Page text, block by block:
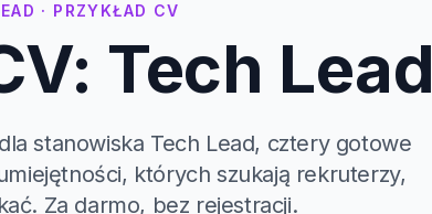
· PRZYKŁAD CV
Tech Lead
stanowiska Tech Lead, cztery gotowe
których szukają rekruterzy,
Za darmo, bez rejestracji.